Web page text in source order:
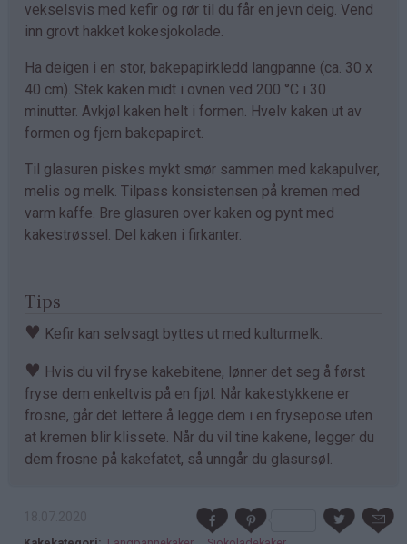
vekselsvis med kefir og rør til du får en jevn deig. Vend
inn grovt hakket kokesjokolade.
Ha deigen i en stor, bakepapirkledd langpanne (ca. 30 x
40 cm). Stek kaken midt i ovnen ved 200 °C i 30
minutter. Avkjøl kaken helt i formen. Hvelv kaken ut av
formen og fjern bakepapiret.
Til glasuren piskes mykt smør sammen med kakapulver,
melis og melk. Tilpass konsistensen på kremen med
varm kaffe. Bre glasuren over kaken og pynt med
kakestrøssel. Del kaken i firkanter.
Tips
♥ Kefir kan selvsagt byttes ut med kulturmelk.
♥ Hvis du vil fryse kakebitene, lønner det seg å først
fryse dem enkeltvis på en fjøl. Når kakestykkene er
frosne, går det lettere å legge dem i en frysepose uten
at kremen blir klissete. Når du vil tine kakene, legger du
dem frosne på kakefatet, så unngår du glasursøl.